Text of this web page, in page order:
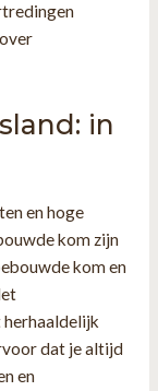
in
en hoge
kom zijn
kom en
dat je altijd
en